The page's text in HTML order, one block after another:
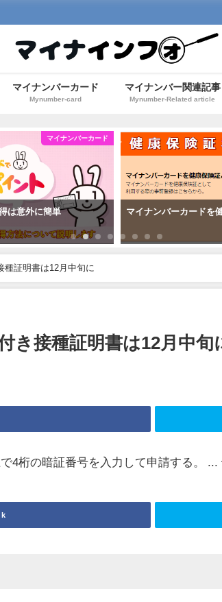
マイナンバーカード
Mynumber-card
マイナンバー関連記事
Mynumber-Related article
マイナンバーカード
は意外に簡単 マイナンバーカードを
種証明書は12月中旬に
き接種証明書は12月中旬
4桁の暗証番号を入力して申請する。